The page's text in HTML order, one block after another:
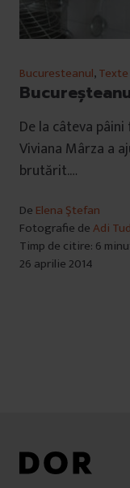
Bucuresteanul,Texte
De la câteva
Viviana Mârza a
brutărit.…
De Elena Ştefan
Fotografie deAdi
Timp de citire: 6
26 aprilie 2014